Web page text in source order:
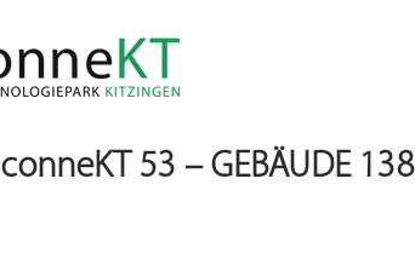
conneKT 53 – GEBÄUDE 138